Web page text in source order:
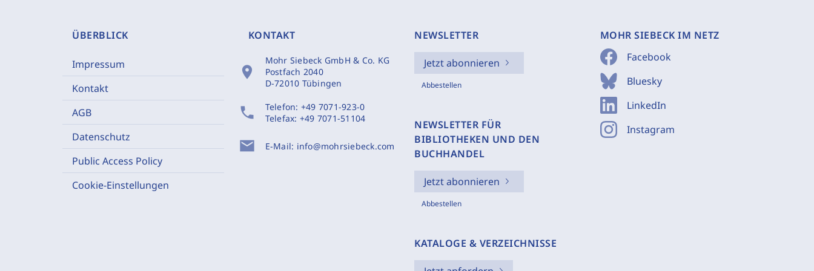
ÜBERBLICK
Impressum
Kontakt
AGB
Datenschutz
Public Access Policy
Cookie-Einstellungen
KONTAKT
location_on
Mohr Siebeck GmbH & Co. KG
Postfach 2040
D-72010 Tübingen
phone Telefon: +49 7071-923-0
Telefax: +49 7071-51104
mail E-Mail: info@mohrsiebeck.com
NEWSLETTER
Jetzt abonnieren
Abbestellen
NEWSLETTER FÜR
BIBLIOTHEKEN UND DEN
BUCHHANDEL
Jetzt abonnieren
Abbestellen
KATALOGE & VERZEICHNISSE
MOHR SIEBECK IM NETZ
Facebook
Bluesky
LinkedIn
Instagram